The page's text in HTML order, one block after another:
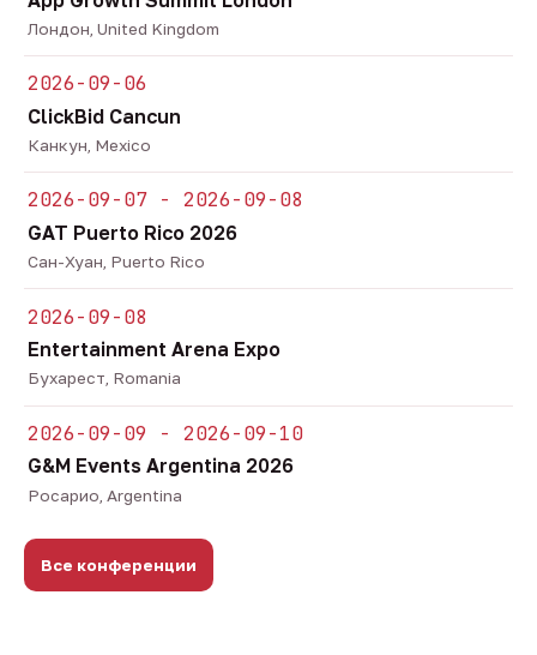
Лондон, United Kingdom
2026-09-06
ClickBid Cancun
Канкун, Mexico
2026-09-07 - 2026-09-08
GAT Puerto Rico 2026
Сан-Хуан, Puerto Rico
2026-09-08
Entertainment Arena Expo
Бухарест, Romania
2026-09-09 - 2026-09-10
G&M Events Argentina 2026
Росарио, Argentina
Все конференции